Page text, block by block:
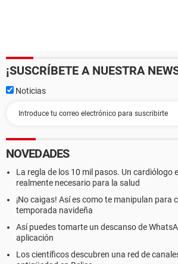
¡SUSCRÍBETE A NUESTRA
Noticias
NOVEDADES
La regla de los 10 mil pasos. Un cardiólogo
realmente necesario para la salud
¡No caigas! Así es como te manipulan para
temporada navideña
Así puedes tomarte un descanso de
aplicación
Los científicos descubren una red de